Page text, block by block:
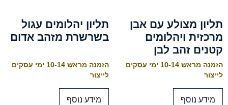
תליון מצולע עם אבן
מרכזית ויהלומים
קטנים זהב לבן
הזמנה מראש 10-14 ימי עסקים
לייצור
מידע נוסף
תליון יהלומים עגול
בשרשרת מזהב אדום
הזמנה מראש 10-14 ימי עסקים
לייצור
מידע נוסף